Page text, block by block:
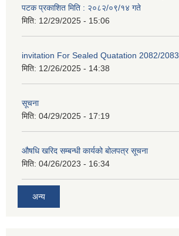
पटक प्रकाशित मिति : २०८२/०९/१४ गते
मिति: 12/29/2025 - 15:06
invitation For Sealed Quatation 2082/2083
मिति: 12/26/2025 - 14:38
सूचना
मिति: 04/29/2025 - 17:19
औषधि खरिद सम्बन्धी कार्यको बोलपत्र सूचना
मिति: 04/26/2023 - 16:34
अन्य